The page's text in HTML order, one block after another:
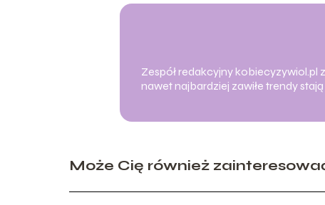
Zespół redakcyjny kobiecyzywiol.pl
nawet najbardziej zawiłe trendy
Może Cię również